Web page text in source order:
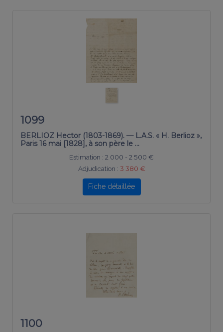
1099
BERLIOZ Hector (1803-1869). — L.A.S. « H. Berlioz »,
Paris 16 mai [1828], à son père le …
Estimation : 2 000 - 2 500 €
Adjudication : 3 380 €
Fiche détaillée
1100